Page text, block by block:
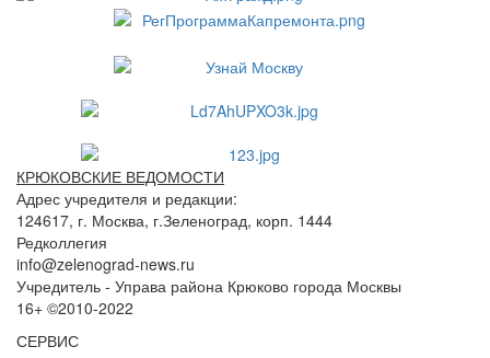
КРЮКОВСКИЕ ВЕДОМОСТИ
Адрес учредителя и редакции:
124617, г. Москва, г.Зеленоград, корп. 1444
Редколлегия
info@zelenograd-news.ru
Учредитель - Управа района Крюково города Москвы
16+ ©2010-2022
СЕРВИС